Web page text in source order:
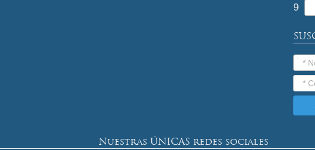
9
Nuestras ÚNICAS redes sociales